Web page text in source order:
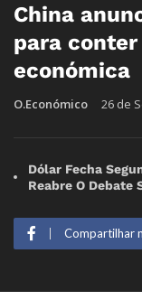
China
para
económica
O.Económico 26 de
Dólar Fecha
Reabre O Debate
Compartilhar